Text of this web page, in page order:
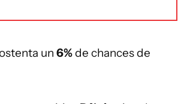
un 6%de chances de